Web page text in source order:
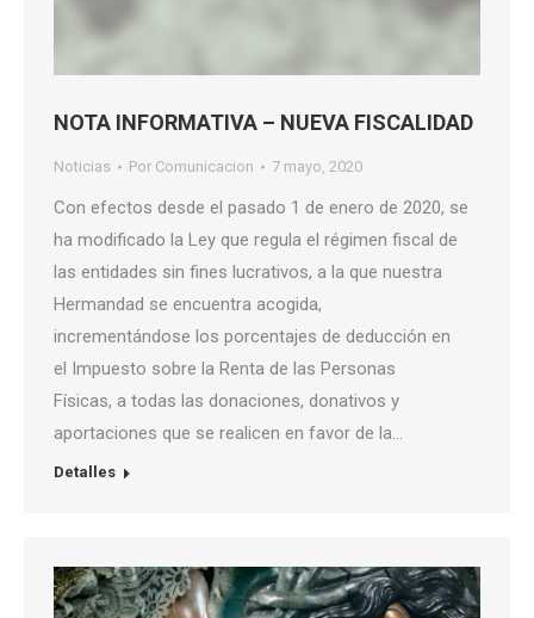
NOTA INFORMATIVA – NUEVA FISCALIDAD
Noticias Por Comunicacion 7 mayo, 2020
Con efectos desde el pasado 1 de enero de 2020, se
ha modificado la Ley que regula el régimen fiscal de
las entidades sin fines lucrativos, a la que nuestra
Hermandad se encuentra acogida,
incrementándose los porcentajes de deducción en
el Impuesto sobre la Renta de las Personas
Físicas, a todas las donaciones, donativos y
aportaciones que se realicen en favor de la…
Detalles